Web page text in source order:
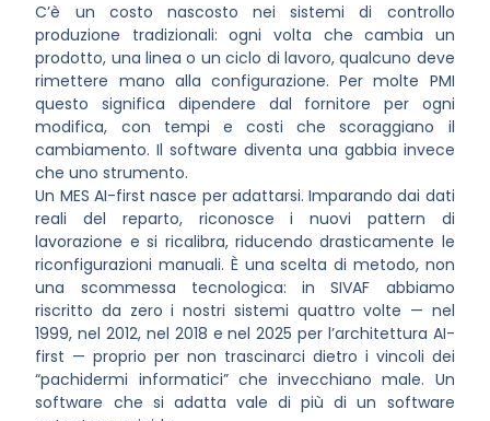
C’è un costo nascosto nei sistemi di controllo
produzione tradizionali: ogni volta che cambia un
prodotto, una linea o un ciclo di lavoro, qualcuno deve
rimettere mano alla configurazione. Per molte PMI
questo significa dipendere dal fornitore per ogni
modifica, con tempi e costi che scoraggiano il
cambiamento. Il software diventa una gabbia invece
che uno strumento.
Un MES AI-first nasce per adattarsi. Imparando dai dati
reali del reparto, riconosce i nuovi pattern di
lavorazione e si ricalibra, riducendo drasticamente le
riconfigurazioni manuali. È una scelta di metodo, non
una scommessa tecnologica: in SIVAF abbiamo
riscritto da zero i nostri sistemi quattro volte — nel
1999, nel 2012, nel 2018 e nel 2025 per l’architettura AI-
first — proprio per non trascinarci dietro i vincoli dei
“pachidermi informatici” che invecchiano male. Un
software che si adatta vale di più di un software